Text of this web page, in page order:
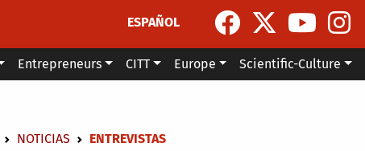
ESPAÑOL
Entrepreneurs CITT Europe Scientific-Culture
NOTICIAS ENTREVISTAS